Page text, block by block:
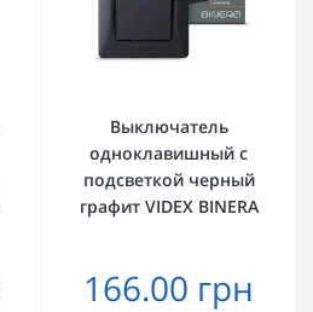
Выключатель
одноклавишный с
подсветкой черный
графит VIDEX BINERA
166.00 грн